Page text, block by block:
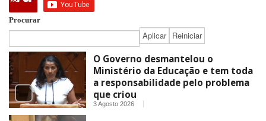
Procurar
O Governo desmantelou o
Ministério da Educação e tem toda
a responsabilidade pelo problema
que criou
3 Agosto 2026